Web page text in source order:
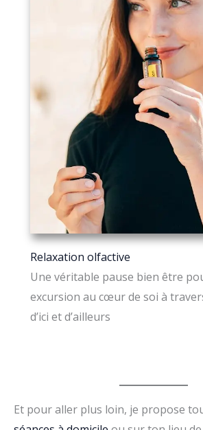
Relaxation olfactive
Une véritable pause bien être
excursion au cœur de soi à
d’ici et d’ailleurs
Et pour aller plus loin, je propose